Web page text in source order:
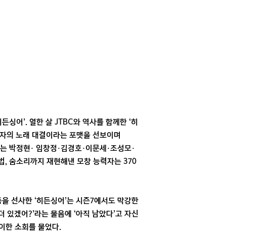
싱어’. 열한 살 JTBC와 역사를 함께한 ‘히
의 노래 대결이라는 포맷을 선보이며
박정현· 임창정·김경호·이문세·조성모·
, 숨소리까지 재현해낸 모창 능력자는 370
선사한 ‘히든싱어’는 시즌7에서도 막강한
겠어?’라는 물음에 ‘아직 남았다’고 자신
한 소회를 물었다.